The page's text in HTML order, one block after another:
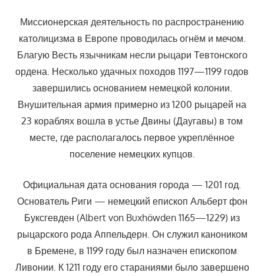
Миссионерская деятельность по распространению
католицизма в Европе проводилась огнём и мечом.
Благую Весть язычникам несли рыцари Тевтонского
ордена. Несколько удачных походов 1197—1199 годов
завершились основанием немецкой колонии.
Внушительная армия примерно из 1200 рыцарей на
23 кораблях вошла в устье Двины (Даугавы) в том
месте, где располагалось первое укреплённое
поселение немецких купцов.
Официальная дата основания города — 1201 год.
Основатель Риги — немецкий епископ Альберт фон
Буксгевден (Albert von Buxhöwden 1165—1229) из
рыцарского рода Аппельдерн. Он служил каноником
в Бремене, в 1199 году был назначен епископом
Ливонии. К 1211 году его стараниями было завершено